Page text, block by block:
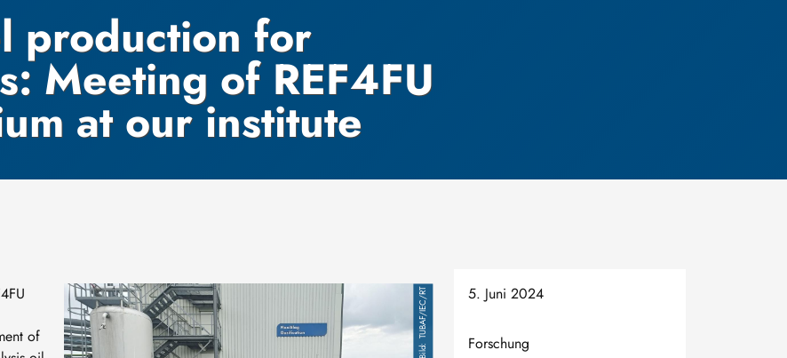
production for
Meeting of REF4FU
at our institute
Bild TUBAF/IEC/RT
of
5. Juni 2024
Forschung